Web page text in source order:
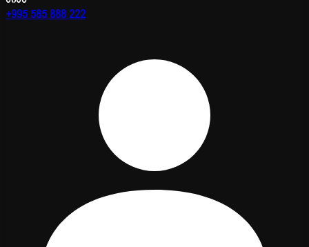
+995 585 888 222